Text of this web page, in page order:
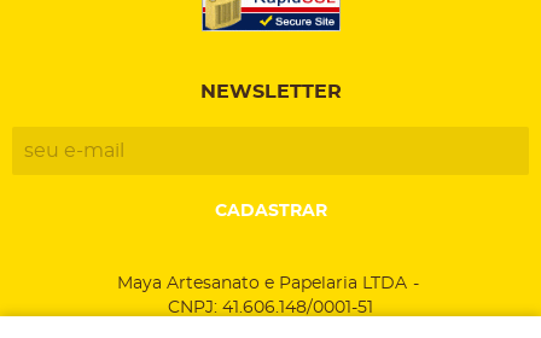
NEWSLETTER
CADASTRAR
Maya Artesanato e Papelaria LTDA
CNPJ: 41.606.148/0001-51